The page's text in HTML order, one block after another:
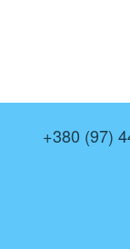
+380 (97)